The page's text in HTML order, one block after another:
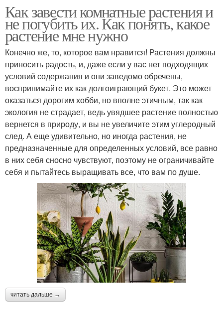
Растения для детей
Как завести комнатные растения и
не погубить их. Как понять, какое
растение мне нужно
Конечно же, то, которое вам нравится! Растения должны
приносить радость, и, даже если у вас нет подходящих
условий содержания и они заведомо обречены,
воспринимайте их как долгоиграющий букет. Это может
оказаться дорогим хобби, но вполне этичным, так как
экология не страдает, ведь увядшее растение полностью
вернется в природу, и вы не увеличите этим углеродный
след. А еще удивительно, но иногда растения, не
предназначенные для определенных условий, все равно
в них себя сносно чувствуют, поэтому не ограничивайте
себя и пытайтесь выращивать все, что вам по душе.
читать дальше →